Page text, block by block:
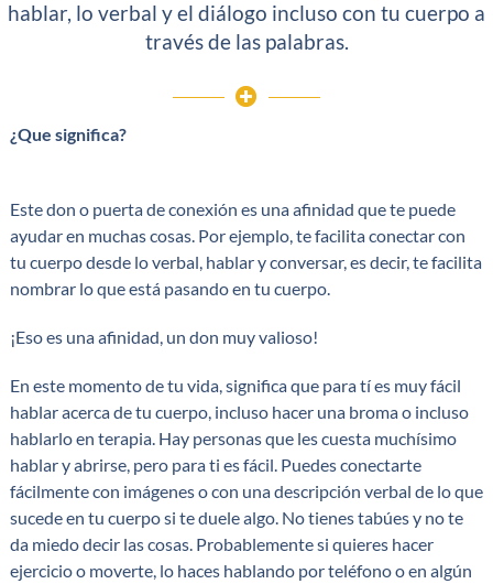
hablar, lo verbal y el diálogo incluso con tu cuerpo a
través de las palabras.
¿Que significa?
Este don o puerta de conexión es una afinidad que te puede
ayudar en muchas cosas. Por ejemplo, te facilita conectar con
tu cuerpo desde lo verbal, hablar y conversar, es decir, te facilita
nombrar lo que está pasando en tu cuerpo.
¡Eso es una afinidad, un don muy valioso!
En este momento de tu vida, significa que para tí es muy fácil
hablar acerca de tu cuerpo, incluso hacer una broma o incluso
hablarlo en terapia. Hay personas que les cuesta muchísimo
hablar y abrirse, pero para ti es fácil. Puedes conectarte
fácilmente con imágenes o con una descripción verbal de lo que
sucede en tu cuerpo si te duele algo. No tienes tabúes y no te
da miedo decir las cosas. Probablemente si quieres hacer
ejercicio o moverte, lo haces hablando por teléfono o en algún